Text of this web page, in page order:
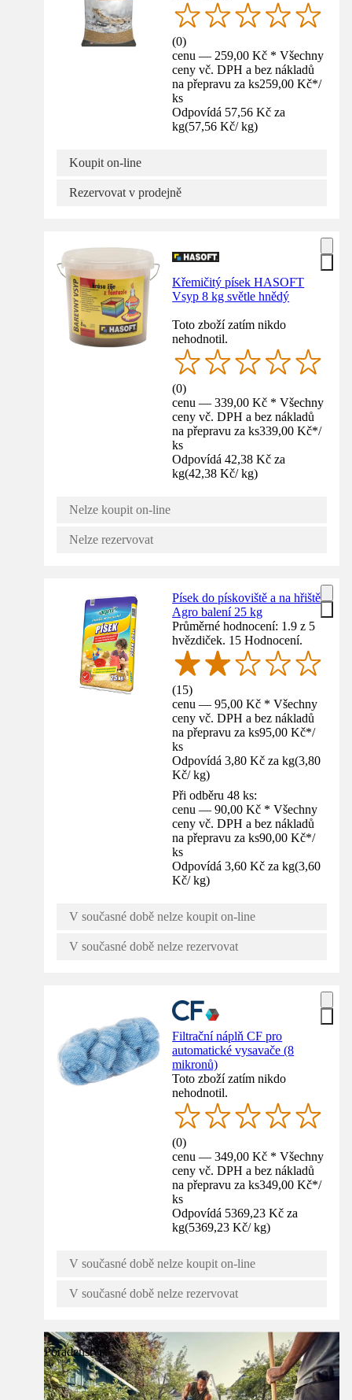
(0)
cenu — 259,00 Kč * Všechny
ceny vč. DPH a bez nákladů
na přepravu za ks259,00 Kč*/
ks
Odpovídá 57,56 Kč za
kg(57,56 Kč/ kg)
Koupit on-line
Rezervovat v prodejně
Křemičitý písek HASOFT
Vsyp 8 kg světle hnědý
Toto zboží zatím nikdo
nehodnotil.
(0)
cenu — 339,00 Kč * Všechny
ceny vč. DPH a bez nákladů
na přepravu za ks339,00 Kč*/
ks
Odpovídá 42,38 Kč za
kg(42,38 Kč/ kg)
Nelze koupit on-line
Nelze rezervovat
Písek do pískoviště a na hřiště
Agro balení 25 kg
Průměrné hodnocení: 1.9 z 5
hvězdiček. 15 Hodnocení.
(15)
cenu — 95,00 Kč * Všechny
ceny vč. DPH a bez nákladů
na přepravu za ks95,00 Kč*/
ks
Odpovídá 3,80 Kč za kg(3,80
Kč/ kg)
Při odběru 48 ks:
cenu — 90,00 Kč * Všechny
ceny vč. DPH a bez nákladů
na přepravu za ks90,00 Kč*/
ks
Odpovídá 3,60 Kč za kg(3,60
Kč/ kg)
V současné době nelze koupit on-line
V současné době nelze rezervovat
Filtrační náplň CF pro
automatické vysavače (8
mikronů)
Toto zboží zatím nikdo
nehodnotil.
(0)
cenu — 349,00 Kč * Všechny
ceny vč. DPH a bez nákladů
na přepravu za ks349,00 Kč*/
ks
Odpovídá 5369,23 Kč za
kg(5369,23 Kč/ kg)
V současné době nelze koupit on-line
V současné době nelze rezervovat
Poradenství